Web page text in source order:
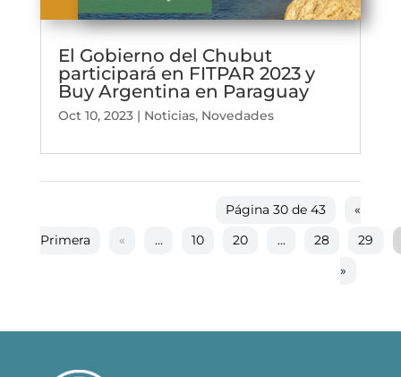
El Gobierno del Chubut
participará en FITPAR 2023 y
Buy Argentina en Paraguay
Oct 10, 2023| Noticias, Novedades
Página 30 de 43
«
Primera
« ... 10 20 ... 28
29
»